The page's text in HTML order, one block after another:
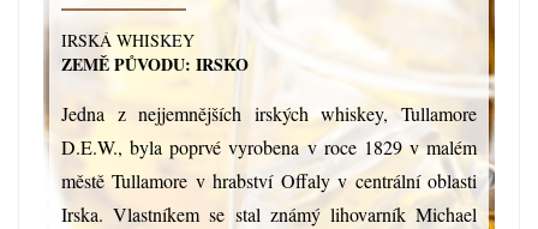
IRSKÁ WHISKEY
ZEMĚ PŮVODU: IRSKO
Jedna z nejjemnějších irských whiskey, Tullamore
D.E.W., byla poprvé vyrobena v roce 1829 v malém
městě Tullamore v hrabství Offaly v centrální oblasti
Irska. Vlastníkem se stal známý lihovarník Michael